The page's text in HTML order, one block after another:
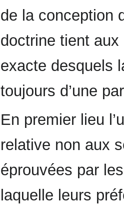
de la conception
doctrine tient
exacte desquels
toujours d’une
En premier lieu
relative non aux
éprouvées par
laquelle leurs